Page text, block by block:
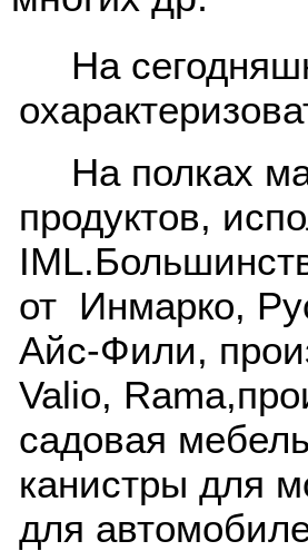
На
На полках
продуктов,
IML
от Инмарко,
Айс-Фили,
Valio, Rama
садовая
канистры для
для